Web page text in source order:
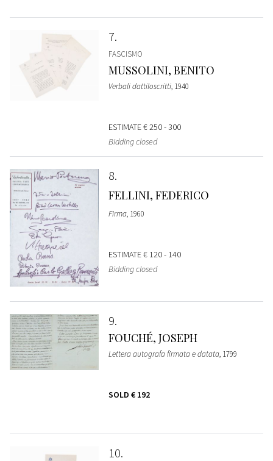
7
FASCISMO
MUSSOLINI, BENITO
Verbali dattiloscritti, 1940
ESTIMATE€ 250 - 300
Bidding closed
8
FELLINI, FEDERICO
Firma, 1960
ESTIMATE€ 120 - 140
Bidding closed
9
FOUCHÉ, JOSEPH
Lettera autografa firmata e datata, 1799
SOLD € 192
10